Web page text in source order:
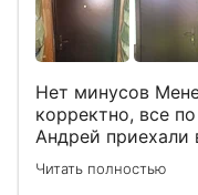
Нет минусов
корректно, все
Андрей приехали
Демонтировали
новую буквально
Читать полностью